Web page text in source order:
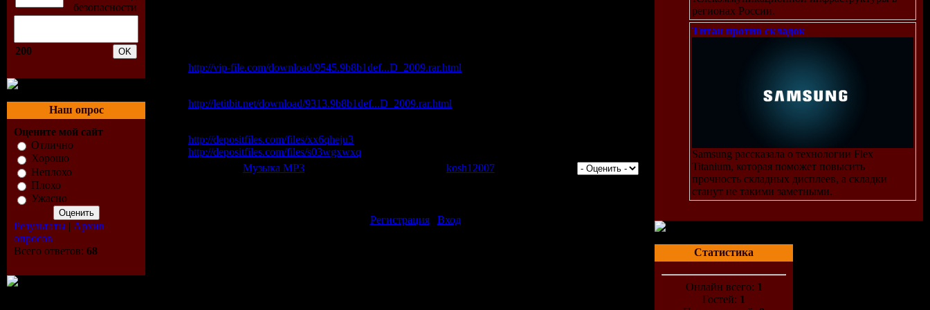
200
Наш опрос
Оцените мой сайт
Отлично
Хорошо
Неплохо
Плохо
Ужасно
Результаты | Архив
опросов
Всего ответов: 68
http://vip-file.com/download/9545.9b8b1def...D_2009.rar.html
http://letitbit.net/download/9313.9b8b1def...D_2009.rar.html
http://depositfiles.com/files/xx6qheju3
http://depositfiles.com/files/s03wgxwxq
Музыка МР3 kosh12007
Регистрация| Вход]
регионах России.
Титан против складок
Samsung рассказала о технологии Flex
Titanium, которая поможет повысить
прочность складных дисплеев, а складки
станут не такими заметными.
Статистика
Онлайн всего: 1
Гостей: 1